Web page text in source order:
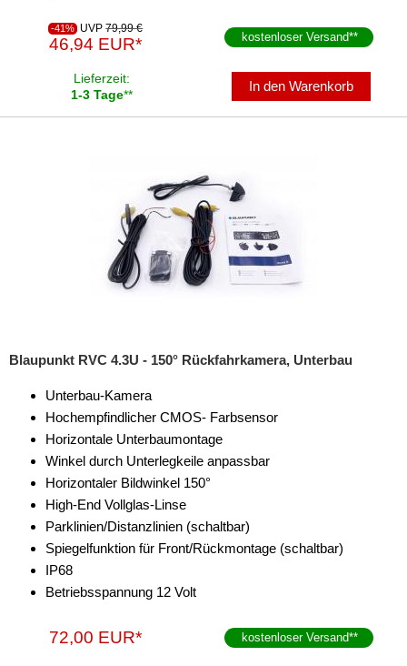
-41% UVP 79,99 €
46,94 EUR* kostenloser Versand**
Lieferzeit:
1-3 Tage**
In den Warenkorb
Blaupunkt RVC 4.3U - 150° Rückfahrkamera, Unterbau
Unterbau-Kamera
Hochempfindlicher CMOS- Farbsensor
Horizontale Unterbaumontage
Winkel durch Unterlegkeile anpassbar
Horizontaler Bildwinkel 150°
High-End Vollglas-Linse
Parklinien/Distanzlinien (schaltbar)
Spiegelfunktion für Front/Rückmontage (schaltbar)
IP68
Betriebsspannung 12 Volt
72,00 EUR* kostenloser Versand**